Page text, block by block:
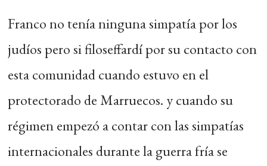
Franco no tenía ninguna simpatía por los
judíos pero si filoseffardí por su contacto con
esta comunidad cuando estuvo en el
protectorado de Marruecos. y cuando su
régimen empezó a contar con las simpatías
internacionales durante la guerra fría se